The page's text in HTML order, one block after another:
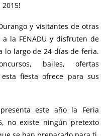
2015!
y visitantes de otras
la FENADU y disfruten de
lo largo de 24 días de feria.
bailes, ofertas
fiesta ofrece para sus
este año la Feria
no existe ningún pretexto